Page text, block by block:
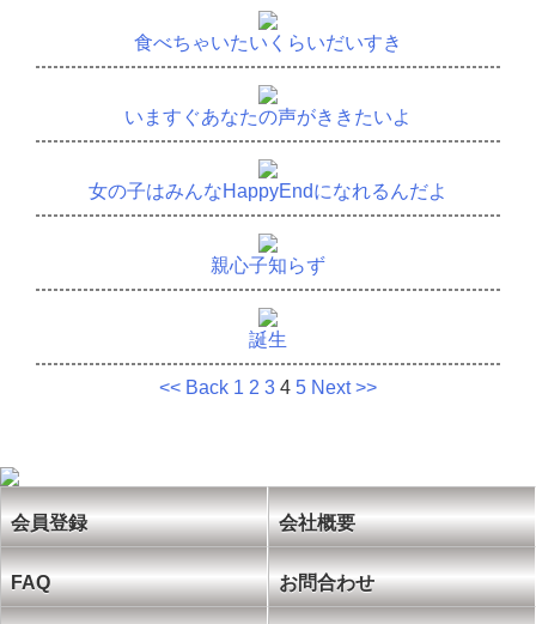
食べちゃいたいくらいだいすき
いますぐあなたの声がききたいよ
女の子はみんなHappyEndになれるんだよ
親心子知らず
誕生
<< Back 1 2 3 4 5 Next >>
会員登録 会社概要
FAQ お問合わせ